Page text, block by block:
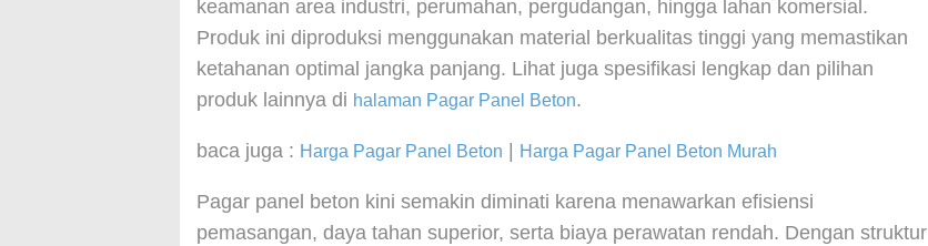
keamanan area industri, perumahan, pergudangan, hingga lahan komersial.
Produk ini diproduksi menggunakan material berkualitas tinggi yang memastikan
ketahanan optimal jangka panjang. Lihat juga spesifikasi lengkap dan pilihan
produk lainnya di halaman Pagar Panel Beton.
baca juga : Harga Pagar Panel Beton Harga Pagar Panel Beton Murah
Pagar panel beton kini semakin diminati karena menawarkan efisiensi
pemasangan, daya tahan superior, serta biaya perawatan rendah. Dengan struktur